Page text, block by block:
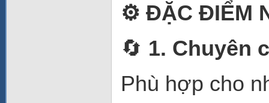
⚙️ ĐẶC ĐIỂM
🔄 1. Chuyên
Phù hợp cho